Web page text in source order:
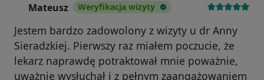
Mateusz Weryfikacja wizyty
Jestem bardzo zadowolony z wizyty u dr Anny
Sieradzkiej. Pierwszy raz miałem poczucie, że
lekarz naprawdę potraktował mnie poważnie,
uważnie wysłuchał i z pełnym zaangażowaniem